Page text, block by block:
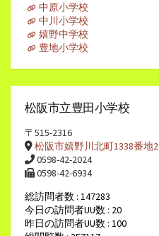
中原小学校
中川小学校
嬉野中学校
豊地小学校
松阪市立豊田小学校
〒515-2316
松阪市嬉野川北町1338番地2
0598-42-2024
0598-42-6934
総訪問者数 : 147283
今日の訪問者UU数 : 20
昨日の訪問者UU数 : 100